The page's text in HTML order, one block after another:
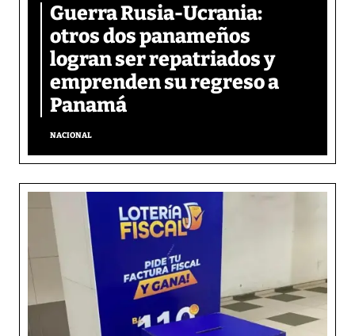
Guerra Rusia-Ucrania:
otros dos panameños
logran ser repatriados y
emprenden su regreso a
Panamá
NACIONAL